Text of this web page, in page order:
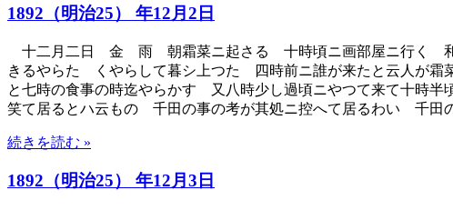
1892（明治25） 年12月2日
十二月二日 金 雨 朝霜菜ニ起さる 十時頃ニ画部屋ニ行く 和
きるやらたゝくやらして暮シ上つた 四時前ニ誰が来たと云人が
と七時の食事の時迄やらかす 又八時少し過頃ニやつて来て十時
笑て居るとハ云ものゝ千田の事の考が其処ニ控へて居るわい 千田
続きを読む »
1892（明治25） 年12月3日